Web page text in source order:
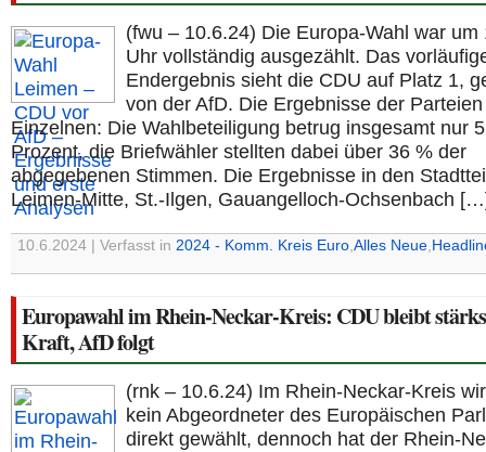
(fwu – 10.6.24) Die Europa-Wahl war um
Uhr vollständig ausgezählt. Das
Endergebnis sieht die CDU auf Platz 1,
von der AfD. Die Ergebnisse der
Einzelnen: Die Wahlbeteiligung betrug insgesamt nur
Prozent, die Briefwähler stellten dabei über 36 % der
abgegebenen Stimmen. Die Ergebnisse in den
Leimen-Mitte, St.-Ilgen, Gauangelloch-Ochsenbach
10.6.2024 | Verfasst in 2024 - Komm. Kreis Euro,Alles Neue,
Europawahl im Rhein-Neckar-Kreis: CDU bleibt
Kraft, AfD folgt
(rnk – 10.6.24) Im Rhein-Neckar-Kreis
kein Abgeordneter des Europäischen
direkt gewählt, dennoch hat der Rhein-